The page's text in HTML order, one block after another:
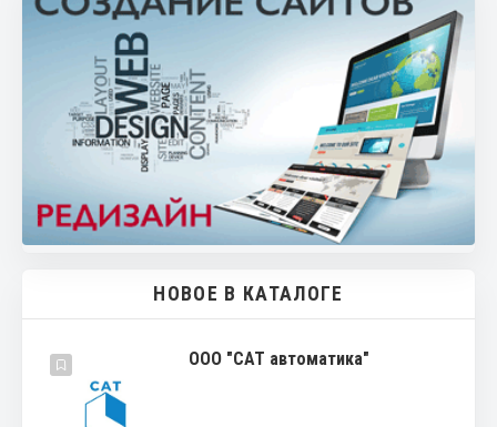
НОВОЕ В КАТАЛОГЕ
ООО "САТ автоматика"